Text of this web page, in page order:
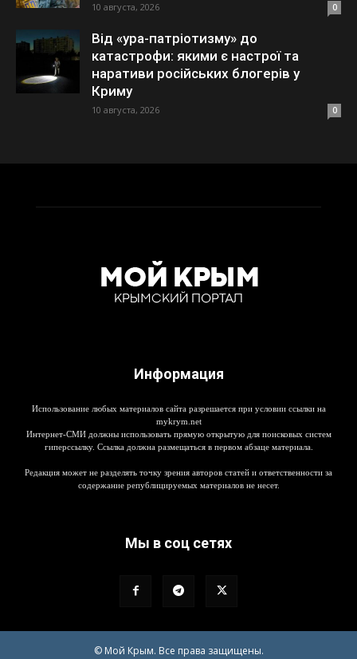
10 августа, 2026 0
Від «ура-патріотизму» до
катастрофи: якими є настрої та
наративи російських блогерів у
Криму
10 августа, 2026 0
Информация
Использование любых материалов сайта разрешается при условии ссылки на
mykrym.net
Интернет-СМИ должны использовать прямую открытую для поисковых систем
гиперссылку. Ссылка должна размещаться в первом абзаце материала.
Редакция может не разделять точку зрения авторов статей и ответственности за
содержание републицируемых материалов не несет.
Мы в соц сетях
© Мой Крым. Все права защищены.